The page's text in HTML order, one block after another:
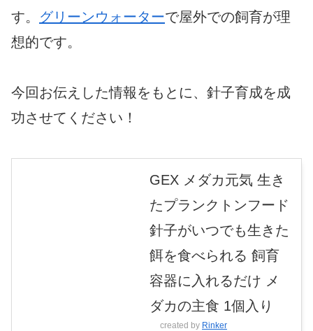
す。 グリーンウォーターで屋外での飼育が理
想的です。
今回お伝えした情報をもとに、針子育成を成
功させてください！
GEX メダカ元気 生き
たプランクトンフード
針子がいつでも生きた
餌を食べられる 飼育
容器に入れるだけ メ
ダカの主食 1個入り
created by Rinker